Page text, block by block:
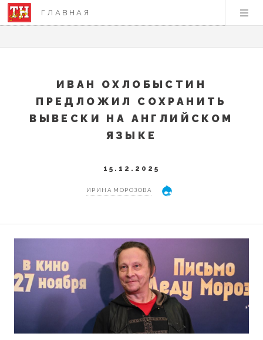
ГЛАВНАЯ
ИВАН ОХЛОБЫСТИН
ПРЕДЛОЖИЛ СОХРАНИТЬ
ВЫВЕСКИ НА АНГЛИЙСКОМ
ЯЗЫКЕ
15.12.2025
ИРИНА МОРОЗОВА